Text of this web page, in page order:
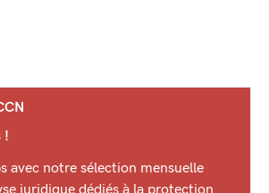
!
avec notre sélection mensuelle